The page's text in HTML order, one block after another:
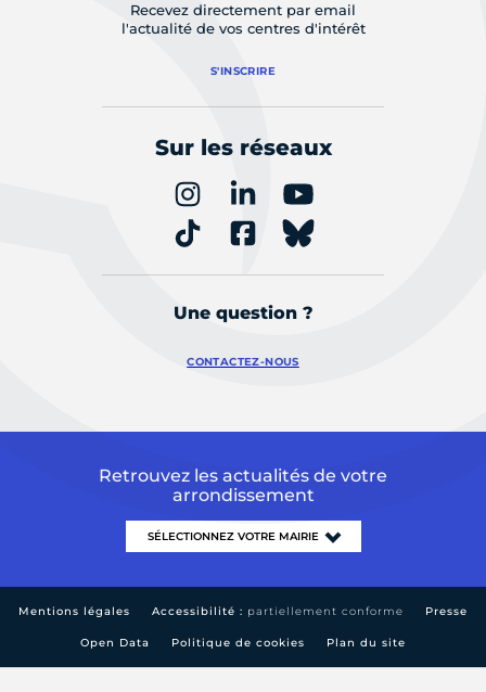
Recevez directement par email
l'actualité de vos centres d'intérêt
S'INSCRIRE
Sur les réseaux
Une question ?
CONTACTEZ-NOUS
Retrouvez les actualités de votre
arrondissement
Mentions légales Accessibilité : partiellement conforme Presse
Open Data Politique de cookies Plan du site